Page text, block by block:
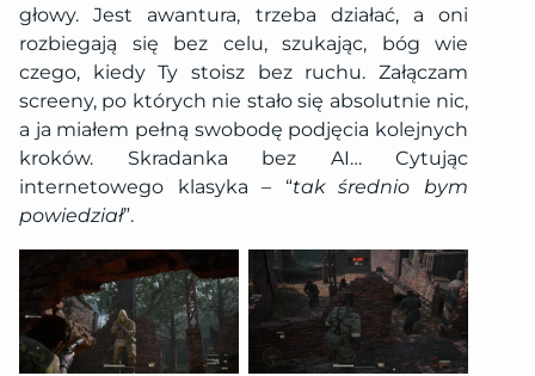
głowy. Jest awantura, trzeba działać, a oni
rozbiegają się bez celu, szukając, bóg wie
czego, kiedy Ty stoisz bez ruchu. Załączam
screeny, po których nie stało się absolutnie nic,
a ja miałem pełną swobodę podjęcia kolejnych
kroków. Skradanka bez AI… Cytując
internetowego klasyka – “tak średnio bym
powiedział”.